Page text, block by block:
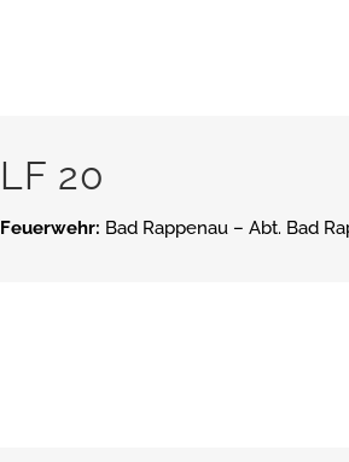
LF 20
Feuerwehr: Bad Rappenau – Abt. Bad